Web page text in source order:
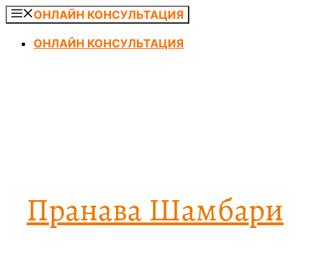
Перейти
содержимому
ОНЛАЙН КОНСУЛЬТАЦИЯ
ОНЛАЙН КОНСУЛЬТАЦИЯ
Пранава Шамбари